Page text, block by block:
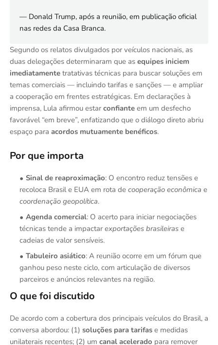
— Donald Trump, após a reunião, em publicação oficial
nas redes da Casa Branca.
Segundo os relatos divulgados por veículos nacionais, as
duas delegações determinaram que as equipes iniciem
imediatamente tratativas técnicas para buscar soluções em
temas comerciais — incluindo tarifas e sanções — e ampliar
a cooperação em frentes estratégicas. Em declarações à
imprensa, Lula afirmou estar confiante em um desfecho
favorável “em breve”, enfatizando que o diálogo direto abriu
espaço para acordos mutuamente benéficos.
Por que importa
Sinal de reaproximação: O encontro reduz tensões e
recoloca Brasil e EUA em rota de cooperação econômica e
coordenação geopolítica.
Agenda comercial: O acerto para iniciar negociações
técnicas tende a impactar exportações brasileiras e
cadeias de valor sensíveis.
Tabuleiro asiático: A reunião ocorre em um fórum que
ganhou peso neste ciclo, com articulação de diversos
parceiros e anúncios relevantes na região.
O que foi discutido
De acordo com a cobertura dos principais veículos do Brasil, a
conversa abordou: (1) soluções para tarifas e medidas
unilaterais recentes; (2) um canal acelerado para remover